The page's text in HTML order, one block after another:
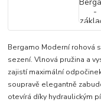
Bergamo Moderní rohová
sezení. Vlnová pružina a
zajistí maximální
soupravě elegantně
otevírá díky hydraulickým